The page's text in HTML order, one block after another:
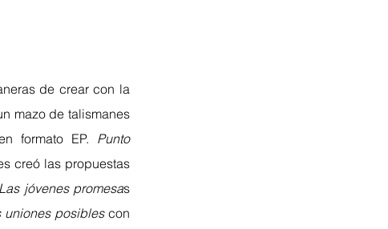
de crear con la
mazo de talismanes
formato EP. Punto
creó las propuestas
Las jóvenes promesas
uniones posibles con